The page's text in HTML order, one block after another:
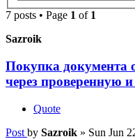
7 posts • Page 1 of 1
Sazroik
Покупка документа
через проверенную
Quote
Post by Sazroik » Sun Jun